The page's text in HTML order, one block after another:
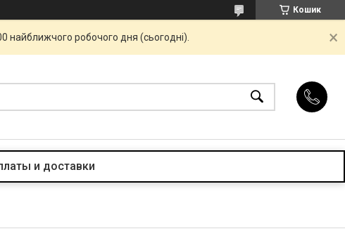
Кошик
найближчого робочого дня (сьогодні).
и доставки